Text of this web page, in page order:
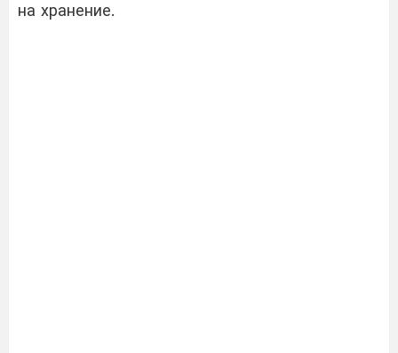
на хранение.